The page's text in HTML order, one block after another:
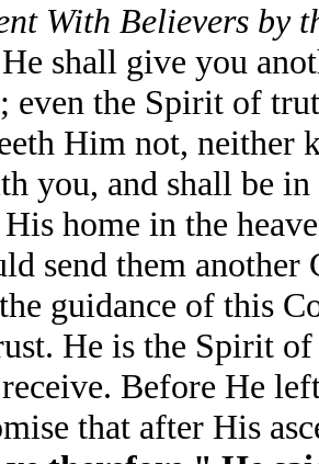
With Believers by
shall give you
even the Spirit of
Him not,
you, and shall be
home in the
send them
guidance of this
He is the Spirit
Before He
that after His